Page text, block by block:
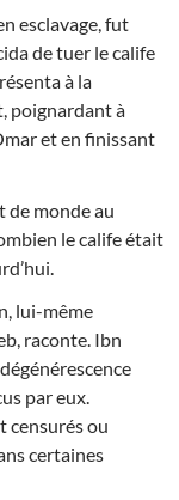
esclavage, fut
de tuer le calife
à la
poignardant à
et en finissant
de monde au
le calife était
lui-même
raconte. Ibn
par eux.
censurés ou
certaines